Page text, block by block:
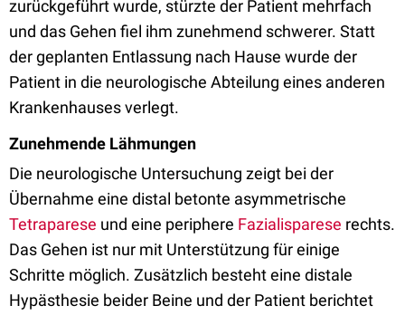
zurückgeführt wurde, stürzte der Patient mehrfach
und das Gehen fiel ihm zunehmend schwerer. Statt
der geplanten Entlassung nach Hause wurde der
Patient in die neurologische Abteilung eines anderen
Krankenhauses verlegt.
Zunehmende Lähmungen
Die neurologische Untersuchung zeigt bei der
Übernahme eine distal betonte asymmetrische
Tetraparese und eine periphere Fazialisparese rechts.
Das Gehen ist nur mit Unterstützung für einige
Schritte möglich. Zusätzlich besteht eine distale
Hypästhesie beider Beine und der Patient berichtet